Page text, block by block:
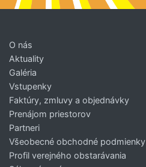
O nás
Aktuality
Galéria
Vstupenky
Faktúry, zmluvy a objednávky
Prenájom priestorov
Partneri
Všeobecné obchodné podmienky
Profil verejného obstarávania